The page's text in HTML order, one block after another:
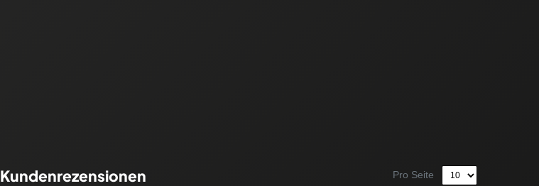
Kundenrezensionen Pro Seite